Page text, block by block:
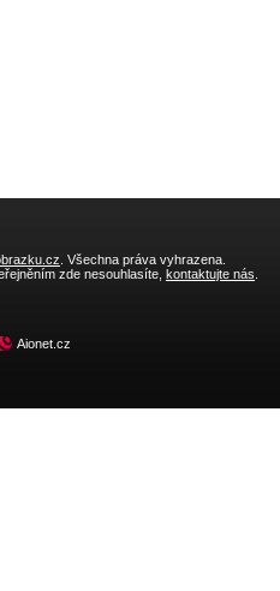
. Všechna práva vyhrazena.
zde nesouhlasíte, kontaktujte nás
Aionet.cz